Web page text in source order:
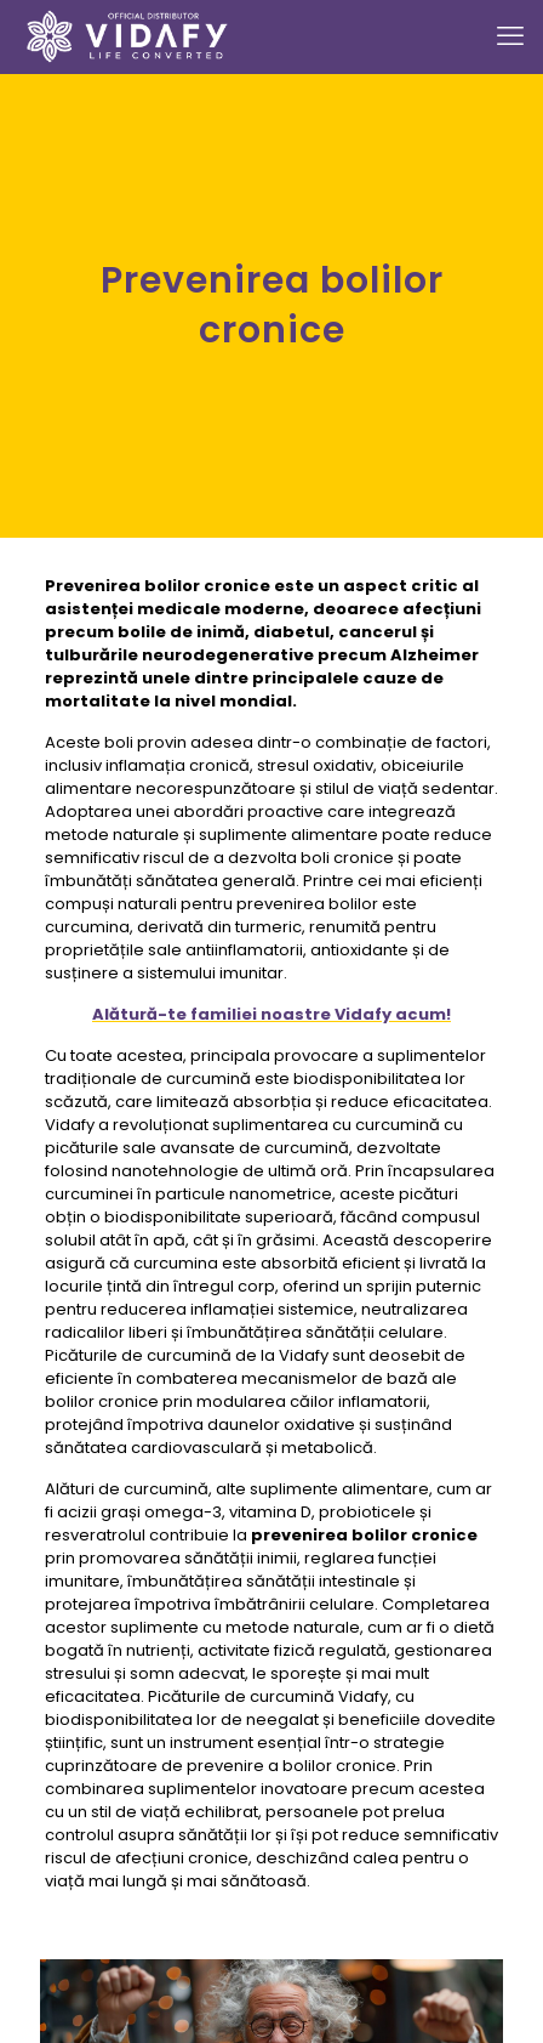
Prevenirea bolilor
cronice
Prevenirea bolilor croniceeste un aspect critic al
asistenței medicale moderne, deoarece afecțiuni
precum bolile de inimă, diabetul, cancerul și
tulburările neurodegenerative precum Alzheimer
reprezintă unele dintre principalele cauze de
mortalitate la nivel mondial.
Aceste boli provin adesea dintr-o combinație de factori,
inclusiv inflamația cronică, stresul oxidativ, obiceiurile
alimentare necorespunzătoare și stilul de viață sedentar.
Adoptarea unei abordări proactive care integrează
metode naturale și suplimente alimentare poate reduce
semnificativ riscul de a dezvolta boli cronice și poate
îmbunătăți sănătatea generală. Printre cei mai eficienți
compuși naturali pentru prevenirea bolilor este
curcumina, derivată din turmeric, renumită pentru
proprietățile sale antiinflamatorii, antioxidante și de
susținere a sistemului imunitar.
Alătură-te familiei noastre Vidafy acum!
Cu toate acestea, principala provocare a suplimentelor
tradiționale de curcumină este biodisponibilitatea lor
scăzută, care limitează absorbția și reduce eficacitatea.
Vidafy a revoluționat suplimentarea cu curcumină cu
picăturile sale avansate de curcumină, dezvoltate
folosind nanotehnologie de ultimă oră. Prin încapsularea
curcuminei în particule nanometrice, aceste picături
obțin o biodisponibilitate superioară, făcând compusul
solubil atât în ​​apă, cât și în grăsimi. Această descoperire
asigură că curcumina este absorbită eficient și livrată la
locurile țintă din întregul corp, oferind un sprijin puternic
pentru reducerea inflamației sistemice, neutralizarea
radicalilor liberi și îmbunătățirea sănătății celulare.
Picăturile de curcumină de la Vidafy sunt deosebit de
eficiente în combaterea mecanismelor de bază ale
bolilor cronice prin modularea căilor inflamatorii,
protejând împotriva daunelor oxidative și susținând
sănătatea cardiovasculară și metabolică.
Alături de curcumină, alte suplimente alimentare, cum ar
fi acizii grași omega-3, vitamina D, probioticele și
resveratrolul contribuie la prevenirea bolilor cronice
prin promovarea sănătății inimii, reglarea funcției
imunitare, îmbunătățirea sănătății intestinale și
protejarea împotriva îmbătrânirii celulare. Completarea
acestor suplimente cu metode naturale, cum ar fi o dietă
bogată în nutrienți, activitate fizică regulată, gestionarea
stresului și somn adecvat, le sporește și mai mult
eficacitatea. Picăturile de curcumină Vidafy, cu
biodisponibilitatea lor de neegalat și beneficiile dovedite
științific, sunt un instrument esențial într-o strategie
cuprinzătoare de prevenire a bolilor cronice. Prin
combinarea suplimentelor inovatoare precum acestea
cu un stil de viață echilibrat, persoanele pot prelua
controlul asupra sănătății lor și își pot reduce semnificativ
riscul de afecțiuni cronice, deschizând calea pentru o
viață mai lungă și mai sănătoasă.